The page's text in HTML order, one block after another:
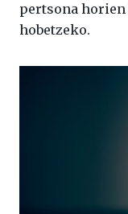
pertsona
hobetzeko.